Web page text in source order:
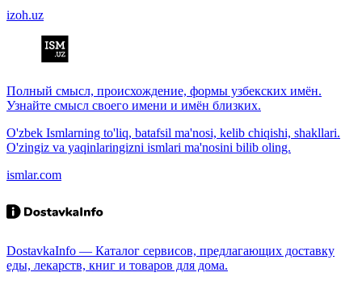
izoh.uz
Полный смысл, происхождение, формы узбекских имён.
Узнайте смысл своего имени и имён близких.
O'zbek Ismlarning to'liq, batafsil ma'nosi, kelib chiqishi, shakllari.
O'zingiz va yaqinlaringizni ismlari ma'nosini bilib oling.
ismlar.com
DostavkaInfo — Каталог сервисов, предлагающих доставку
еды, лекарств, книг и товаров для дома.